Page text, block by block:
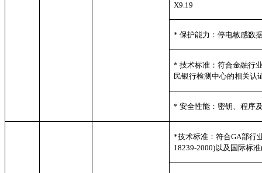
X9.19
* 保护能力：停电敏感数
* 技术标准：符合金融行
民银行检测中心的相关认
* 安全性能：密钥、程序
*技术标准：符合GA部行
18239-2000)以及国际标准